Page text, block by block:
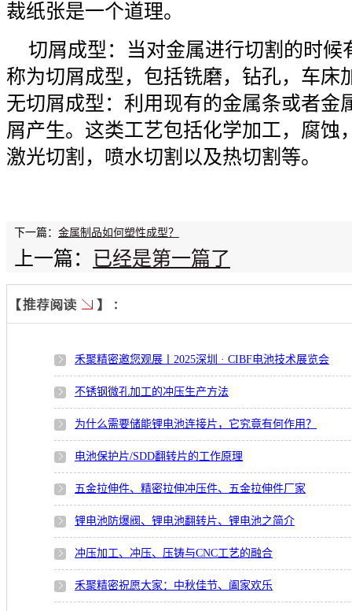
裁纸张是一个道理。
切屑成型：当对金属进行切割的时候
称为切屑成型，包括铣磨，钻孔，车床
无切屑成型：利用现有的金属条或者金
屑产生。这类工艺包括化学加工，腐蚀
激光切割，喷水切割以及热切割等。
下一篇： 金属制品如何塑性成型？
上一篇： 已经是第一篇了
禾聚精密邀您观展丨2025深圳 · CIBF电池技术展览会
不锈钢微孔加工的冲压生产方法
为什么需要储能锂电池连接片，它究竟有何作用？
电池保护片/SDD翻转片的工作原理
五金拉伸件、精密拉伸冲压件、五金拉伸件厂家
锂电池防爆阀、锂电池翻转片、锂电池之简介
冲压加工、冲压、压铸与CNC工艺的融合
禾聚精密祝愿大家：中秋佳节、阖家欢乐